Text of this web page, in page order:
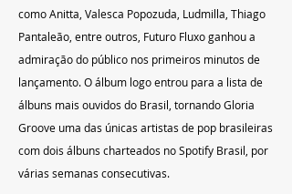
como Anitta, Valesca Popozuda, Ludmilla, Thiago
Pantaleão, entre outros, Futuro Fluxo ganhou a
admiração do público nos primeiros minutos de
lançamento. O álbum logo entrou para a lista de
álbuns mais ouvidos do Brasil, tornando Gloria
Groove uma das únicas artistas de pop brasileiras
com dois álbuns charteados no Spotify Brasil, por
várias semanas consecutivas.